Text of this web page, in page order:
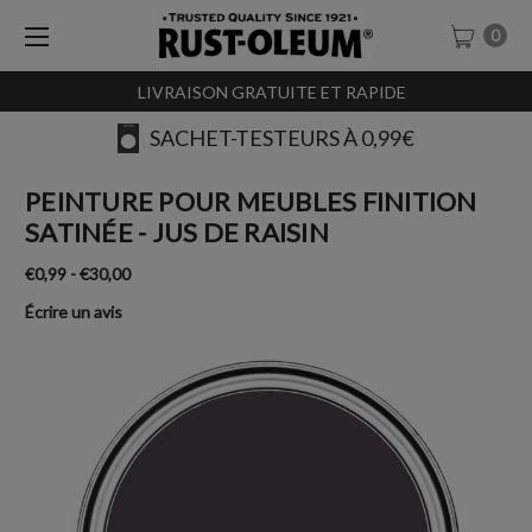
LIVRAISON GRATUITE ET RAPIDE
0
SACHET-TESTEURS À 0,99€
PEINTURE POUR MEUBLES FINITION
SATINÉE - JUS DE RAISIN
€0,99 - €30,00
Écrire un avis